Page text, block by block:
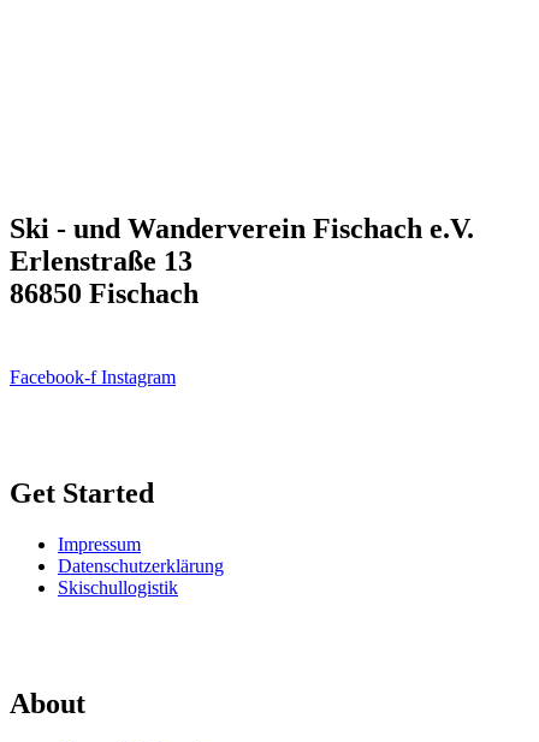
Ski - und Wanderverein Fischach e.V.
Erlenstraße 13
86850 Fischach
Facebook-f Instagram
Get Started
Impressum
Datenschutzerklärung
Skischullogistik
About